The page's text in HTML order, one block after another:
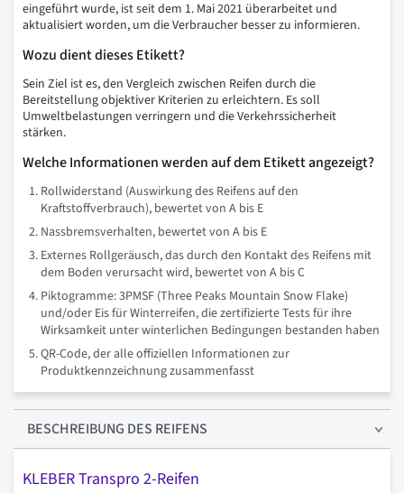
eingeführt wurde, ist seit dem 1. Mai 2021 überarbeitet und
aktualisiert worden, um die Verbraucher besser zu informieren.
Wozu dient dieses Etikett?
Sein Ziel ist es, den Vergleich zwischen Reifen durch die
Bereitstellung objektiver Kriterien zu erleichtern. Es soll
Umweltbelastungen verringern und die Verkehrssicherheit
stärken.
Welche Informationen werden auf dem Etikett angezeigt?
Rollwiderstand (Auswirkung des Reifens auf den
Kraftstoffverbrauch), bewertet von A bis E
Nassbremsverhalten, bewertet von A bis E
Externes Rollgeräusch, das durch den Kontakt des Reifens mit
dem Boden verursacht wird, bewertet von A bis C
Piktogramme: 3PMSF (Three Peaks Mountain Snow Flake)
und/oder Eis für Winterreifen, die zertifizierte Tests für ihre
Wirksamkeit unter winterlichen Bedingungen bestanden haben
QR-Code, der alle offiziellen Informationen zur
Produktkennzeichnung zusammenfasst
BESCHREIBUNG DES REIFENS
KLEBER Transpro 2-Reifen